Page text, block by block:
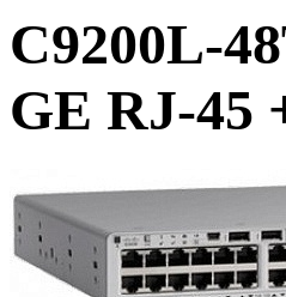
C9200L-
GE RJ-45